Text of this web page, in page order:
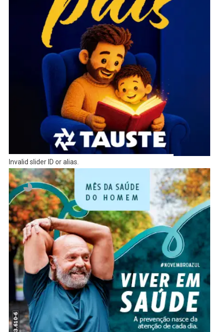
Invalid slider ID or alias.